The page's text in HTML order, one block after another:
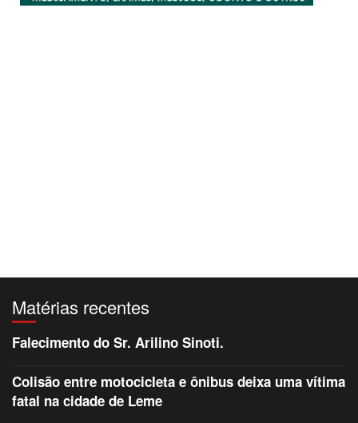
Matérias recentes
Falecimento do Sr. Arilino Sinoti.
Colisão entre motocicleta e ônibus deixa uma vítima
fatal na cidade de Leme